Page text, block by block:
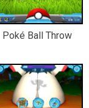
Poké Ball Throw